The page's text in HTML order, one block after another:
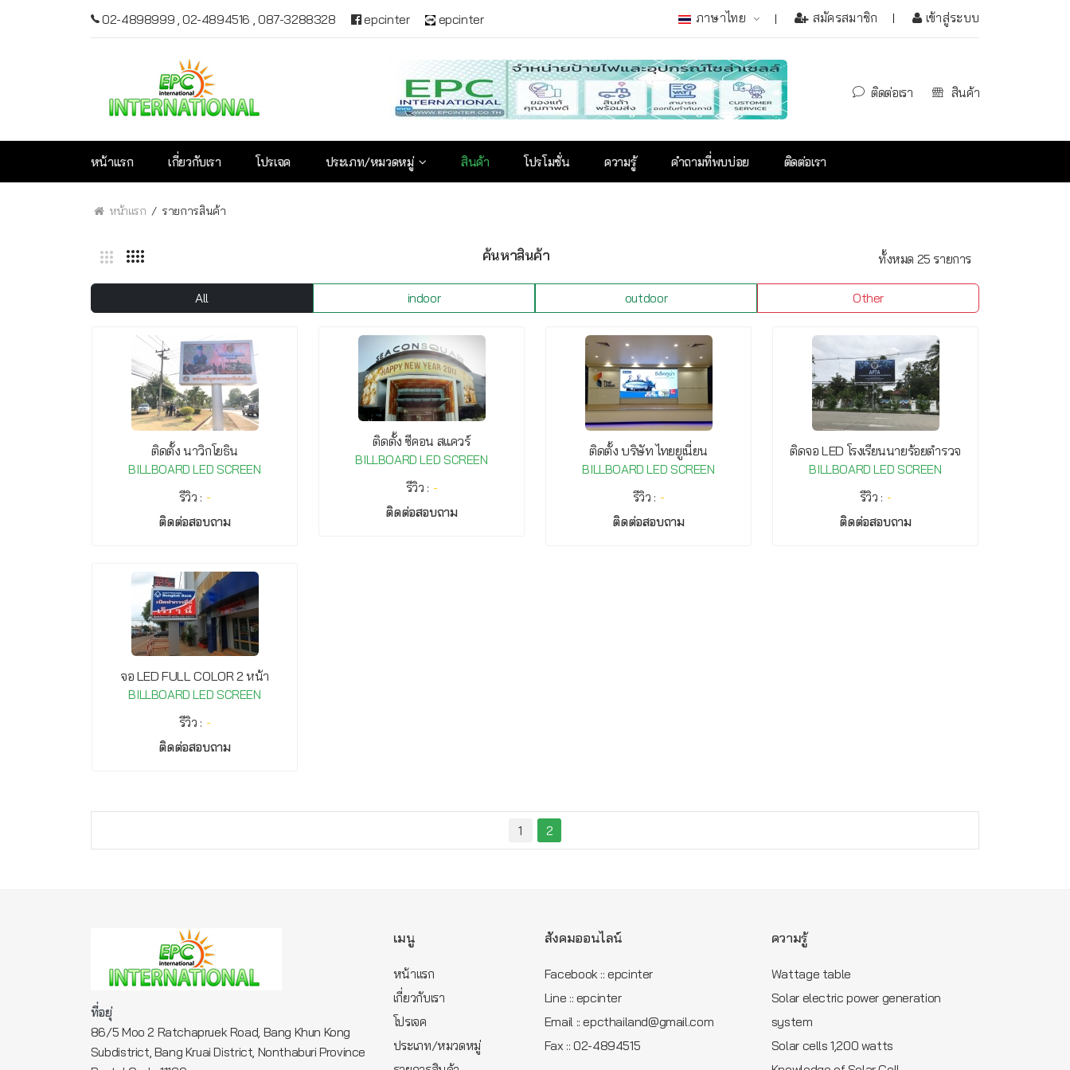
02-4898999 ,02-4894516 087-3288328 epcinter epcinter ภาษาไทย สมัครสมาชิก เข้าสู่ระบบ
ติดต่อเรา สินค้า
หน้าแรก เกี่ยวกับเรา โปรเจค ประเภท/หมวดหมู่ สินค้า โปรโมชั่น ความรู้ คำถามที่พบบ่อย ติดต่อเรา
หน้าแรก รายการสินค้า
ค้นหาสินค้า ทั้งหมด 25 รายการ
All indoor outdoor Other
ติดตั้ง นาวิกโยธิน
BILLBOARD LED SCREEN
รีวิว : -
ติดต่อสอบถาม
ติดตั้ง ซีคอน สแควร์
BILLBOARD LED SCREEN
รีวิว : -
ติดต่อสอบถาม
ติดตั้ง บริษัท ไทยยูเนี่ยน
BILLBOARD LED SCREEN
รีวิว : -
ติดต่อสอบถาม
ติดจอ LED โรงเรียนนายร้อยตำรวจ
BILLBOARD LED SCREEN
รีวิว : -
ติดต่อสอบถาม
จอ LED FULL COLOR 2 หน้า
BILLBOARD LED SCREEN
รีวิว : -
ติดต่อสอบถาม
1 2
ที่อยุ่
86/5 Moo 2 Ratchapruek Road, Bang Khun Kong
Subdistrict, Bang Kruai District, Nonthaburi Province
เมนู
หน้าแรก
เกี่ยวกับเรา
โปรเจค
ประเภท/หมวดหมู่
สังคมออนไลน์
Facebook :: epcinter
Line :: epcinter
Email :: epcthailand@gmail.com
Fax :: 02-4894515
ความรู้
Wattage table
Solar electric power generation
system
Solar cells 1,200 watts